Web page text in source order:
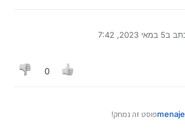
ב5 במאי 2023, 7:42
נערך לאחרונה על ידי
0
פוסט זה נמחק!